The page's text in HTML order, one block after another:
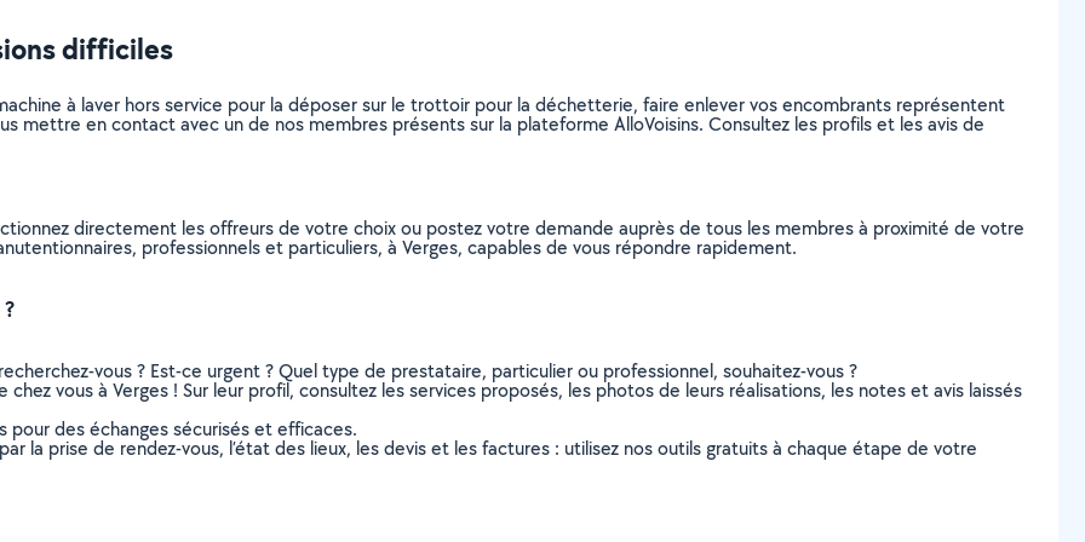
difficiles
à laver hors service pour la déposer sur le trottoir pour la déchetterie, faire enlever vos encombrants représentent
mettre en contact avec un de nos membres présents sur la plateforme AlloVoisins. Consultez les profils et les avis de
directement les offreurs de votre choix ou postez votre demande auprès de tous les membres à proximité de votre
professionnels et particuliers, à Verges, capables de vous répondre rapidement.
vous ? Est-ce urgent ? Quel type de prestataire, particulier ou professionnel, souhaitez-vous ?
vous à Verges ! Sur leur profil, consultez les services proposés, les photos de leurs réalisations, les notes et avis laissés
pour des échanges sécurisés et efficaces.
la prise de rendez-vous, l’état des lieux, les devis et les factures : utilisez nos outils gratuits à chaque étape de votre